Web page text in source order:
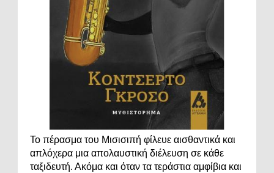
Το πέρασμα του Μισισιπή φίλευε αισθαντικά και
απλόχερα μια απολαυστική διέλευση σε κάθε
ταξιδευτή. Ακόμα και όταν τα τεράστια αμφίβια και